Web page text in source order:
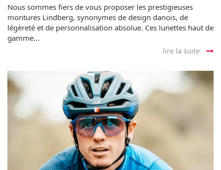
Nous sommes fiers de vous proposer les prestigieuses
montures Lindberg, synonymes de design danois, de
légèreté et de personnalisation absolue. Ces lunettes haut de
gamme...
lire la suite